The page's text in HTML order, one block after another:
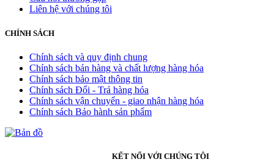
Liên hệ với chúng tôi
CHÍNH SÁCH
Chính sách và quy định chung
Chính sách bán hàng và chất lượng hàng hóa
Chính sách bảo mật thông tin
Chính sách Đổi - Trả hàng hóa
Chính sách vận chuyển - giao nhận hàng hóa
Chính sách Bảo hành sản phẩm
KẾT NỐI VỚI CHÚNG TÔI